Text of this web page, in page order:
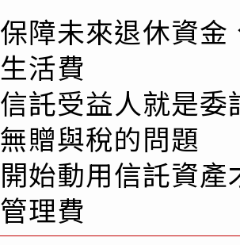
保障未來退休資
生活費
信託受益人就是
無贈與稅的問題
開始動用信託資
管理費